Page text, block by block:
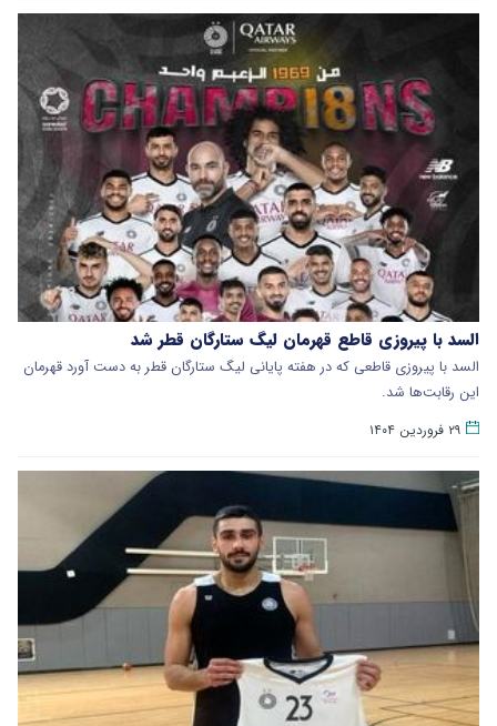
السد با پیروزی قاطع قهرمان لیگ ستارگان قطر شد
السد با پیروزی قاطعی که در هفته پایانی لیگ ستارگان قطر به دست آورد قهرمان
این رقابت‌ها شد.
۲۹ فروردین ۱۴۰۴